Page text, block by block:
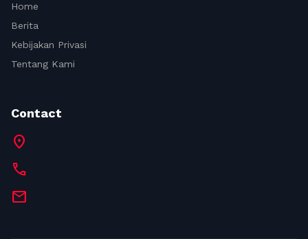
Home
Berita
Kebijakan Privasi
Tentang Kami
Contact
location_on
call
mail